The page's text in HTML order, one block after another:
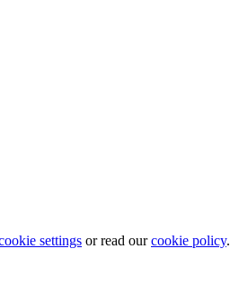
settings or read ourcookie policy.